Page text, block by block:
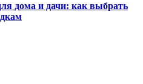
дома и дачи: как выбрать